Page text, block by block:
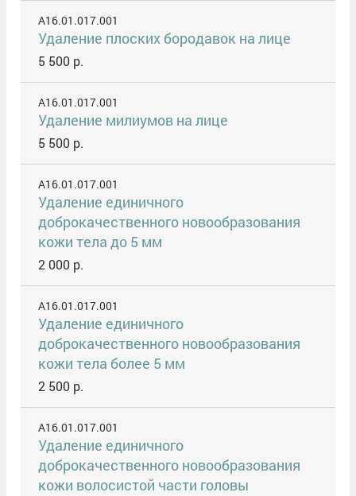
A16.01.017.001
Удаление плоских бородавок на лице
5 500 р.
A16.01.017.001
Удаление милиумов на лице
5 500 р.
A16.01.017.001
Удаление единичного
доброкачественного новообразования
кожи тела до 5 мм
2 000 р.
A16.01.017.001
Удаление единичного
доброкачественного новообразования
кожи тела более 5 мм
2 500 р.
A16.01.017.001
Удаление единичного
доброкачественного новообразования
кожи волосистой части головы